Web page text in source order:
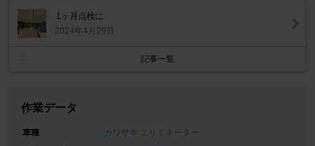
1ヶ月点検に
2024年4月29日
記事一覧
作業データ
車種
カワサキ エリミネーター